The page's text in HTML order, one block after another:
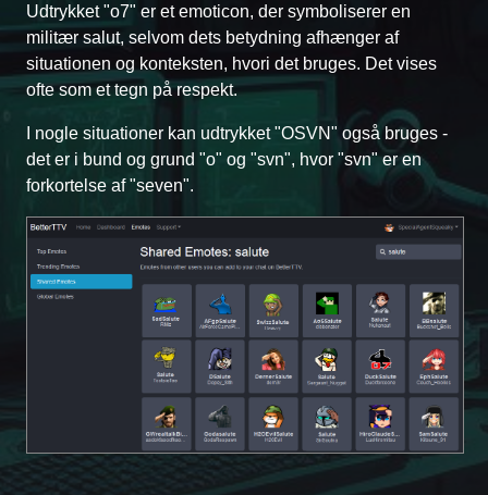
Udtrykket "o7" er et emoticon, der symboliserer en
militær salut, selvom dets betydning afhænger af
situationen og konteksten, hvori det bruges. Det vises
ofte som et tegn på respekt.
I nogle situationer kan udtrykket "OSVN" også bruges -
det er i bund og grund "o" og "svn", hvor "svn" er en
forkortelse af "seven".